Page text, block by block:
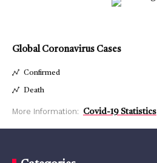
Global Coronavirus Cases
Confirmed
Death
More Information: Covid-19 Statistics